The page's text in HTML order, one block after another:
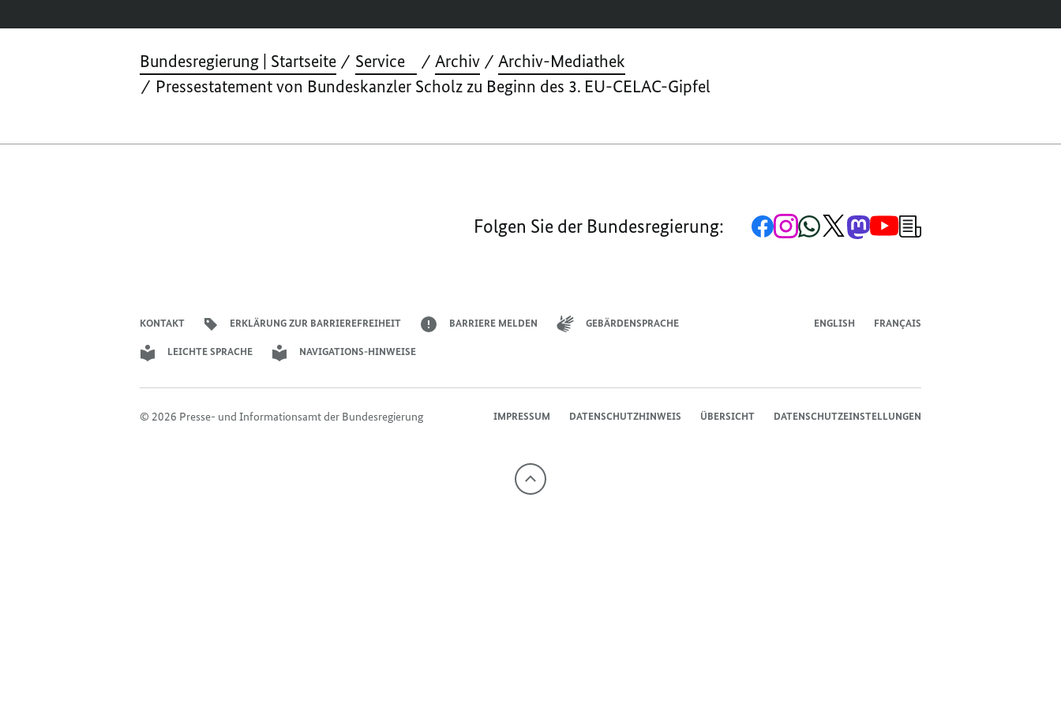
Bundesregierung | Startseite Service Archiv
Archiv-Mediathek
Pressestatement von Bundeskanzler Scholz zu Beginn des 3. EU-CELAC-Gipfel
Folgen Sie der Bundesregierung:
Zur
Facebook-
Zum
Instagram-
Zum
WhatsApp-
Zum
X-
Zum
Mastodon-
Zum
YouTube-Anmeldung
KONTAKT ERKLÄRUNG ZUR BARRIEREFREIHEIT BARRIERE MELDEN GEBÄRDENSPRACHE
LEICHTE SPRACHE NAVIGATIONS-HINWEISE
ENGLISH FRANÇAIS
© 2026 Presse- und Informationsamt der Bundesregierung IMPRESSUM DATENSCHUTZHINWEIS ÜBERSICHT DATENSCHUTZEINSTELLUNGEN
Nach
oben